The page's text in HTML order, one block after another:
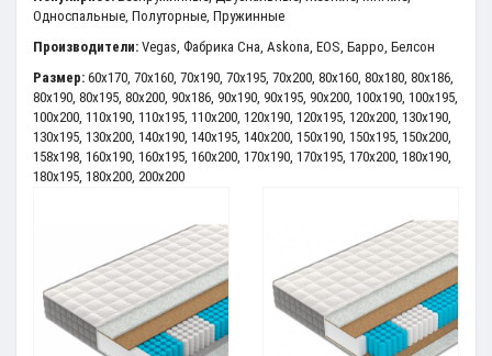
Односпальные, Полуторные, Пружинные
Производители: Vegas, Фабрика Сна, Askona, EOS, Барро, Белсон
Размер: 60x170, 70x160, 70x190, 70x195, 70x200, 80x160, 80x180, 80x186,
80x190, 80x195, 80x200, 90x186, 90x190, 90x195, 90x200, 100x190, 100x195,
100x200, 110x190, 110x195, 110x200, 120x190, 120x195, 120x200, 130x190,
130x195, 130x200, 140x190, 140x195, 140x200, 150x190, 150x195, 150x200,
158x198, 160x190, 160x195, 160x200, 170x190, 170x195, 170x200, 180x190,
180x195, 180x200, 200x200